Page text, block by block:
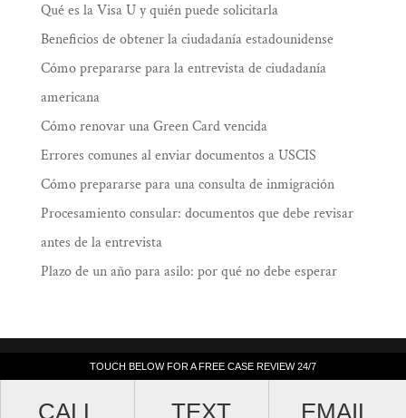
TOUCH BELOW FOR A FREE CASE REVIEW 24/7
CALL TEXT EMAIL
Qué es la Visa U y quién puede solicitarla
Beneficios de obtener la ciudadanía estadounidense
Cómo prepararse para la entrevista de ciudadanía
americana
Cómo renovar una Green Card vencida
Errores comunes al enviar documentos a USCIS
Cómo prepararse para una consulta de inmigración
Procesamiento consular: documentos que debe revisar
antes de la entrevista
Plazo de un año para asilo: por qué no debe esperar
Law Offices of Ramiro J. Lluis, 205 South
TOUCH BELOW FOR A FREE CASE REVIEW 24/7
CALL TEXT EMAIL